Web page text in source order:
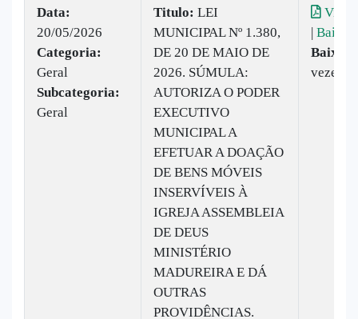
Data:
20/05/2026
Categoria:
Geral
Subcategoria:
Geral
Titulo: LEI
MUNICIPAL Nº 1.380,
DE 20 DE MAIO DE
2026. SÚMULA:
AUTORIZA O PODER
EXECUTIVO
MUNICIPAL A
EFETUAR A DOAÇÃO
DE BENS MÓVEIS
INSERVÍVEIS À
IGREJA ASSEMBLEIA
DE DEUS
MINISTÉRIO
MADUREIRA E DÁ
OUTRAS
PROVIDÊNCIAS.
| Baixar
vezes